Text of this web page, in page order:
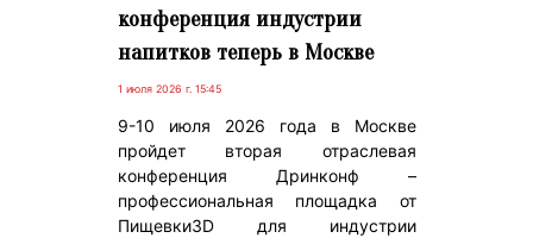
конференция индустрии
напитков теперь в Москве
1 июля 2026 г. 15:45
9-10 июля 2026 года в Москве
пройдет вторая отраслевая
конференция Дринконф –
профессиональная площадка от
Пищевки3D для индустрии